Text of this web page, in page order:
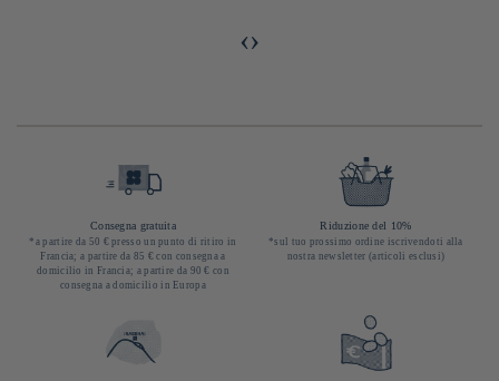
‹›
Consegna gratuita
*a partire da 50 € presso un punto di ritiro in
Francia; a partire da 85 € con consegna a
domicilio in Francia; a partire da 90 € con
consegna a domicilio in Europa
Riduzione del 10%
*sul tuo prossimo ordine iscrivendoti alla
nostra newsletter (articoli esclusi)